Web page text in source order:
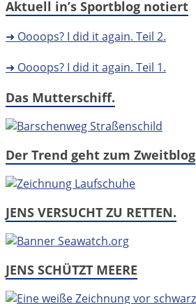
Aktuell in’s Sportblog notiert
➜ Oooops? I did it again. Teil 2.
➜ Oooops? I did it again. Teil 1.
Das Mutterschiff.
Der Trend geht zum Zweitblog
JENS VERSUCHT ZU RETTEN.
JENS SCHÜTZT MEERE